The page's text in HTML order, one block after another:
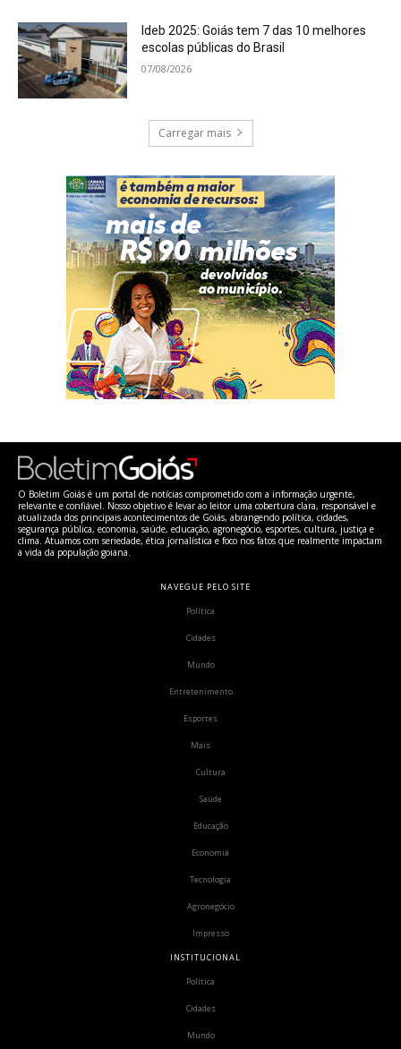
Ideb 2025: Goiás tem 7 das 10 melhores
escolas públicas do Brasil
07/08/2026
Carregar mais
O Boletim Goiás é um portal de notícias comprometido com a informação urgente,
relevante e confiável. Nosso objetivo é levar ao leitor uma cobertura clara, responsável e
atualizada dos principais acontecimentos de Goiás, abrangendo política, cidades,
segurança pública, economia, saúde, educação, agronegócio, esportes, cultura, justiça e
clima. Atuamos com seriedade, ética jornalística e foco nos fatos que realmente impactam
a vida da população goiana.
NAVEGUE PELO SITE
Política
Cidades
Mundo
Entretenimento
Esportes
Mais
Cultura
Saúde
Educação
Economia
Tecnologia
Agronegócio
Impresso
INSTITUCIONAL
Política
Cidades
Mundo